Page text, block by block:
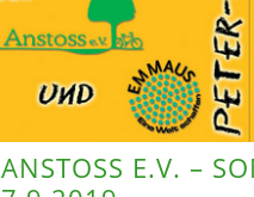
ANSTOSS E.V. –